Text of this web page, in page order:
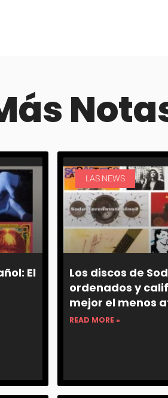
El
LAS NEWS
Los discos de
ordenados y
mejor el menos
READ MORE »